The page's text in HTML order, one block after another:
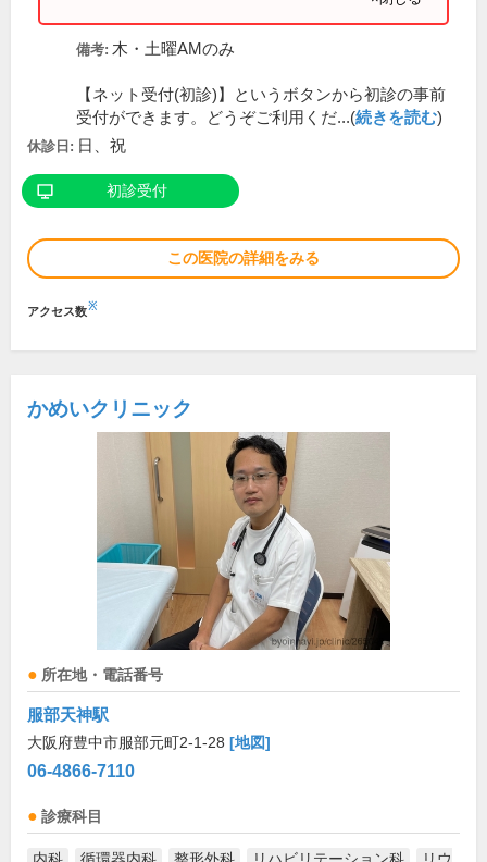
備考: 木・土曜AMのみ
【ネット受付(初診)】というボタンから初診の事前
受付ができます。どうぞご利用くだ...(続きを読む)
休診日: 日、祝
初診受付
この医院の詳細をみる
アクセス数※
かめいクリニック
所在地・電話番号
服部天神駅
大阪府豊中市服部元町2-1-28 [地図]
06-4866-7110
診療科目